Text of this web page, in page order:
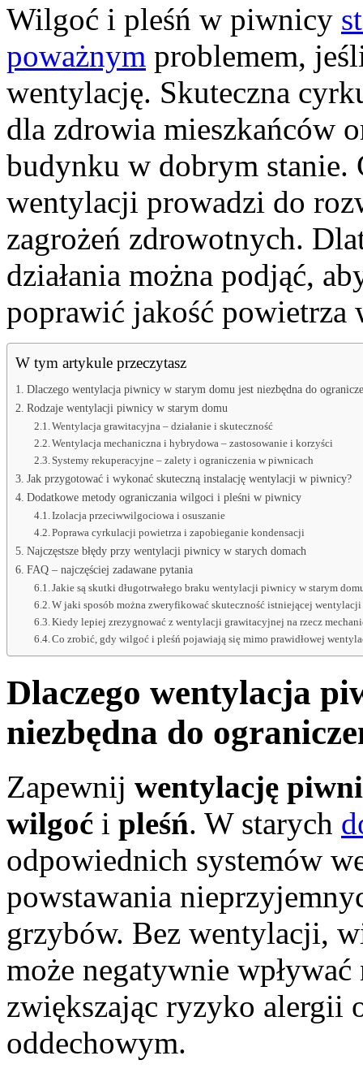
Wilgoć i pleśń w piwnicy
poważnym problemem,
wentylację. Skuteczna
dla zdrowia mieszkańców
budynku w dobrym stanie.
wentylacji prowadzi do
zagrożeń zdrowotnych.
działania można podjąć,
poprawić jakość powietrza
W tym artykule przeczytasz
Dlaczego wentylacja piwnicy w starym domu jest niezbędna do
Rodzaje wentylacji piwnicy w starym domu
Wentylacja grawitacyjna – działanie i skuteczność
Wentylacja mechaniczna i hybrydowa – zastosowanie i korzyści
Systemy rekuperacyjne – zalety i ograniczenia w piwnicach
Jak przygotować i wykonać skuteczną instalację wentylacji w piwnicy?
Dodatkowe metody ograniczania wilgoci i pleśni w piwnicy
Izolacja przeciwwilgociowa i osuszanie
Poprawa cyrkulacji powietrza i zapobieganie kondensacji
Najczęstsze błędy przy wentylacji piwnicy w starych domach
FAQ – najczęściej zadawane pytania
Jakie są skutki długotrwałego braku wentylacji piwnicy w starym
W jaki sposób można zweryfikować skuteczność istniejącej
Kiedy lepiej zrezygnować z wentylacji grawitacyjnej na rzecz
Co zrobić, gdy wilgoć i pleśń pojawiają się mimo prawidłowej
Dlaczego wentylacja
niezbędna do
Zapewnij wentylację
wilgoć i pleśń. W starych
odpowiednich systemów
powstawania
grzybów. Bez wentylacji,
może negatywnie
zwiększając ryzyko alergii
oddechowym.